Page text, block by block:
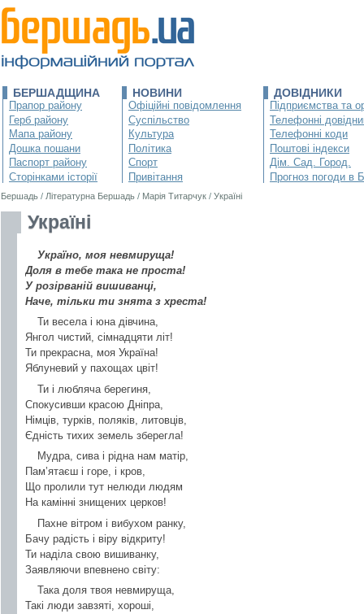
БЕРШАДЩИНА
Прапор району
Герб району
Мапа району
Дошка пошани
Паспорт району
Сторінками історії
НОВИНИ
Офіційні повідомлення
Суспільство
Культура
Політика
Спорт
Привітання
ДОВІДНИКИ
Підприємства та
Телефонні
Телефонні коди
Поштові індекси
Дім. Сад. Город.
Прогноз погоди в
Бершадь / Літературна Бершадь / Марія Титарчук / Україні
Україні
Україно, моя невмируща!
Доля в тебе така не проста!
У розірваній вишиванці,
Наче, тільки ти знята з хреста!
Ти весела і юна дівчина,
Янгол чистий, сімнадцяти літ!
Ти прекрасна, моя Україна!
Яблуневий у пахощах цвіт!
Ти і любляча берегиня,
Спокусивши красою Дніпра,
Німців, турків, поляків, литовців,
Єдність тихих земель зберегла!
Мудра, сива і рідна нам матір,
Пам’ятаєш і горе, і кров,
Що пролили тут нелюди людям
На камінні знищених церков!
Пахне вітром і вибухом ранку,
Бачу радість і віру відкриту!
Ти наділа свою вишиванку,
Заявляючи впевнено світу:
Така доля твоя невмируща,
Такі люди завзяті, хороші,